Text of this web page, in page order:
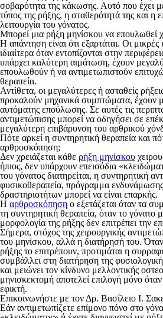
σοβαρότητα της κάκωσης. Αυτό που έχει
τύπος της ρήξης, η σταθερότητά της και η
λειτουργία του γόνατος.
Μπορεί μια ρήξη μηνίσκου να επουλωθεί
Η απάντηση είναι ότι εξαρτάται. Οι μικρές
ιδιαίτερα όταν εντοπίζονται στην
υπάρχει καλύτερη αιμάτωση, έχουν
επουλωθούν ή να αντιμετωπιστούν
θεραπεία.
Αντίθετα, οι μεγαλύτερες ή ασταθείς
προκαλούν μηχανικά συμπτώματα, έχουν
αυτόματης επούλωσης. Σε αυτές τις
αντιμετώπισης μπορεί να οδηγήσει σε
μεγαλύτερη επιβάρυνση του αρθρικού
Πότε αρκεί η συντηρητική θεραπεία και
αρθροσκόπηση;
Δεν χρειάζεται κάθε ρήξη μηνίσκου
ήπιος, δεν υπάρχουν επεισόδια
του γόνατος διατηρείται, η συντηρητική
φυσικοθεραπεία, πρόγραμμα
δραστηριοτήτων μπορεί να είναι επαρκής.
Η αρθροσκόπηση o εξετάζεται όταν τα
τη συντηρητική θεραπεία, όταν το γόνατο
μορφολογία της ρήξης δεν επιτρέπει την
Σήμερα, στόχος της χειρουργικής
του μηνίσκου, αλλά η διατήρησή του.
ρήξης το επιτρέπουν, προτιμάται η
συμβάλλει στη διατήρηση της
και μειώνει τον κίνδυνο μελλοντικής
μηνισκεκτομή αποτελεί επιλογή μόνο
εφικτή.
Επικοινωνήστε με τον Δρ. Βασίλειο Ι.
Εάν αντιμετωπίζετε επίμονο πόνο στο